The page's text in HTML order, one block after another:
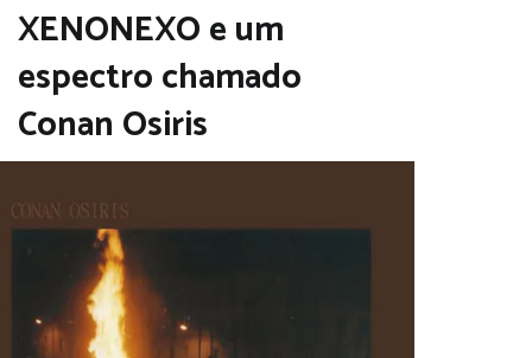
XENONEXO e um
espectro chamado
Conan Osiris